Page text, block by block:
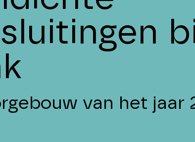
van het jaar